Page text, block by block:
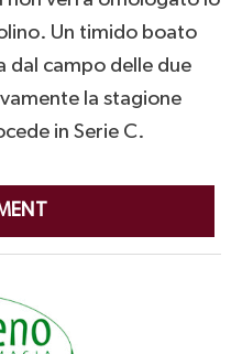
Un timido boato
dal campo delle due
la stagione
in Serie C.